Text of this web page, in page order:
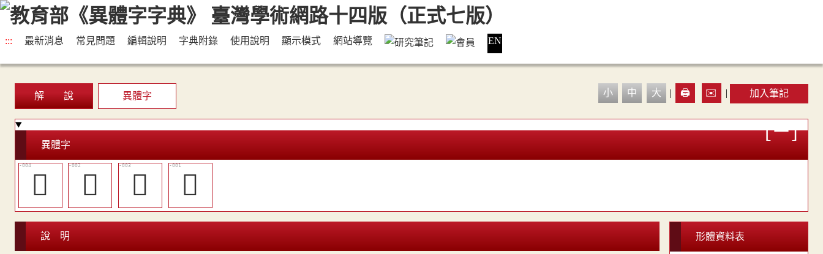
::: 最新消息 常見問題 編輯說明 字典附錄 使用說明 顯示模式 網站導覽 EN
解 說 異體字 小 中 大 | 🖨️ ✉️ | 加入筆記
異體字
󷴙 󷴗 󷴘 𣩲
說 明 形體資料表